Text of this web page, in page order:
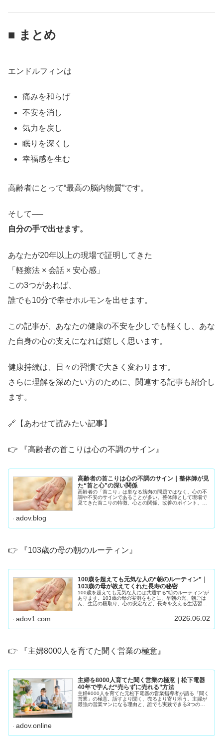
■ まとめ
エンドルフィンは
痛みを和らげ
不安を消し
気力を戻し
眠りを深くし
幸福感を生む
高齢者にとって“最高の脳内物質”です。
そして──
自分の手で出せます。
あなたが20年以上の現場で証明してきた
「軽擦法 × 会話 × 安心感」
この3つがあれば、
誰でも10分で幸せホルモンを出せます。
この記事が、あなたの健康の不安を少しでも軽くし、あな
た自身の心の支えになれば嬉しく思います。
健康持続は、日々の習慣で大きく変わります。
さらに理解を深めたい方のために、関連する記事も紹介し
ます。
🔗【あわせて読みたい記事】
👉 『高齢者の首こりは心の不調のサイン』
高齢者の首こりは心の不調のサイン｜整体師が見
た“首と心”の深い関係
高齢者の「首こり」は単なる筋肉の問題ではなく、心の不
調や不安のサインであることが多い。整体師として現場で
見てきた首こりの特徴、心との関係、改善のポイント、
adov.blog
👉 『103歳の母の朝のルーティン』
100歳を超えても元気な人の“朝のルーティン”｜
103歳の母が教えてくれた長寿の秘密
100歳を超えても元気な人には共通する“朝のルーティン”が
あります。103歳の母の実例をもとに、早朝の光、朝ごは
ん、生活の段取り、心の安定など、長寿を支える生活習慣
adov1.com 2026.06.02
👉 『主婦8000人を育てた聞く営業の極意』
主婦を8000人育てた聞く営業の極意｜松下電器
40年で学んだ“売らずに売れる”方法
主婦8000人を育てた元松下電器の営業指導者が語る「聞く
営業」の極意。話すより聞く、売るより寄り添う。主婦が
最強の営業マンになる理由と、誰でも実践できる3つの聞
adov.online